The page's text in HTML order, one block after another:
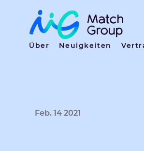
Über Neuigkeiten
Feb. 14 2021